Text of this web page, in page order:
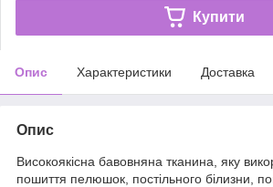
Купити
Опис Характеристики Доставка
Опис
Високоякісна бавовняна тканина, яку
пошиття пелюшок, постільного білизни,